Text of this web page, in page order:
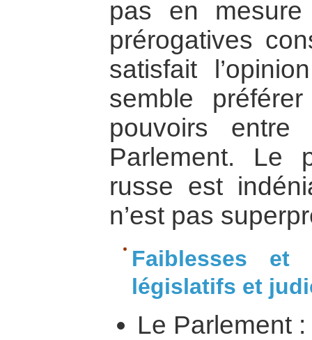
pas en mesure
prérogatives
satisfait
semble
pouvoirs
Parlement. Le
russe est
n’est pas
Faiblesses et
législatifs et
Le Parlement